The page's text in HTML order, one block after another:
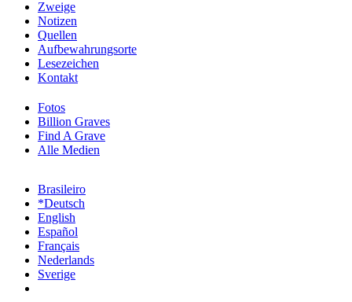
Fotos
Billion Graves
Find A Grave
Alle Medien
Zweige
Notizen
Quellen
Aufbewahrungsorte
Lesezeichen
Kontakt
Brasileiro
*Deutsch
English
Español
Français
Nederlands
Sverige